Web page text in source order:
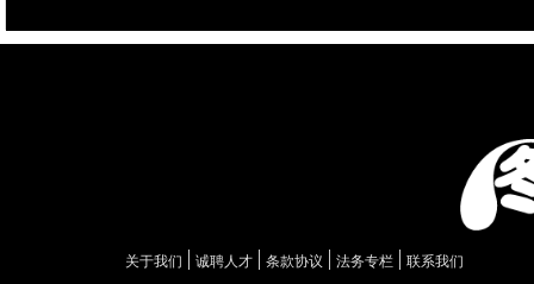
关于我们 诚聘人才 条款协议 法务专栏
联系我们